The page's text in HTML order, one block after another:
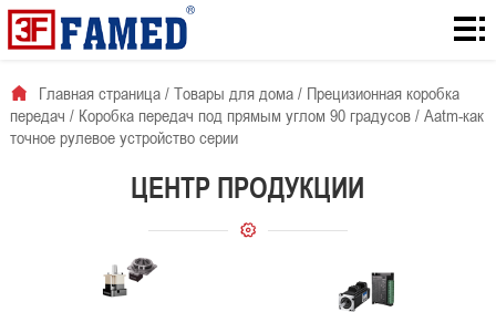
Главная
для
Количество
Главная страница/ Товары для дома/ Прецизионная коробка
передач / Коробка передач под прямым углом 90 градусов/ Aatm-как
точное рулевое устройство серии
ЦЕНТР ПРОДУКЦИИ